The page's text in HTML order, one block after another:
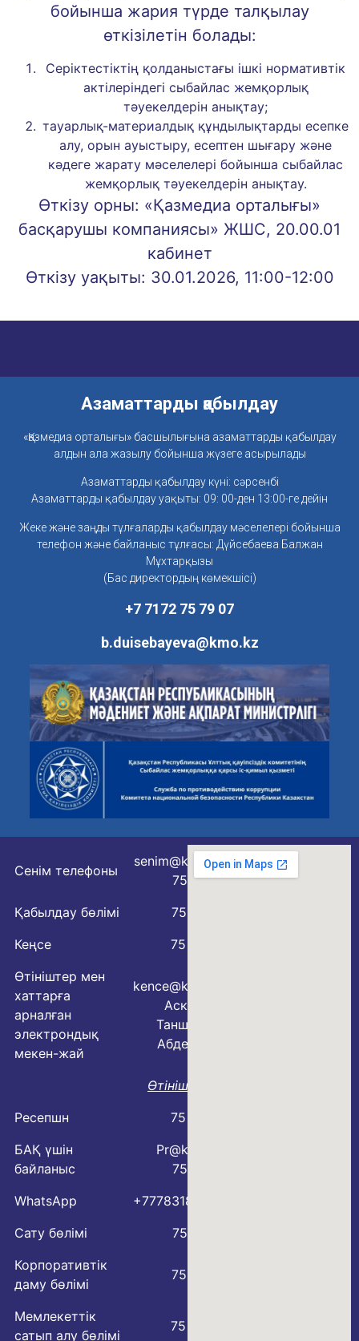
бойынша жария түрде талқылау
өткізілетін болады:
Серіктестіктің қолданыстағы ішкі нормативтік
актілеріндегі сыбайлас жемқорлық
тәуекелдерін анықтау;
тауарлық-материалдық құндылықтарды есепке
алу, орын ауыстыру, есептен шығару және
кәдеге жарату мәселелері бойынша сыбайлас
жемқорлық тәуекелдерін анықтау.
Өткізу орны: «Қазмедиа орталығы»
басқарушы компаниясы» ЖШС, 20.00.01
кабинет
Өткізу уақыты: 30.01.2026, 11:00-12:00
Азаматтарды қабылдау
«Қазмедиа орталығы» басшылығына азаматтарды қабылдау
алдын ала жазылу бойынша жүзеге асырылады
Азаматтарды қабылдау күні: сәрсенбі
Азаматтарды қабылдау уақыты: 09: 00-ден 13:00-ге дейін
Жеке және заңды тұлғаларды қабылдау мәселелері бойынша
телефон және байланыс тұлғасы: Дүйсебаева Балжан
Мұхтарқызы
(Бас директордың көмекшісі)
+7 7172 75 79 07
b.duisebayeva@kmo.kz
Сенім телефоны
senim@kmo.kz
75 77 76
Қабылдау бөлімі
75 79 07
Кеңсе
75 78 54
Өтініштер мен
хаттарға
арналған
электрондық
мекен-жай
kence@kmo.kz
Аскарова
Таншолпан
Абделовна
Өтініш үлгісі
Ресепшн
75 78 88
БАҚ үшін
байланыс
Pr@kmo.kz
75 77 75
WhatsApp
+77783183600
Сату бөлімі
75 77 57
Корпоративтік
даму бөлімі
75 77 00
Мемлекеттік
сатып алу бөлімі
75 79 59